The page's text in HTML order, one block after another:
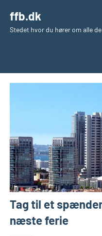
indhold
ffb.dk
Stedet hvor du hører om alle
Tag til et
næste ferie